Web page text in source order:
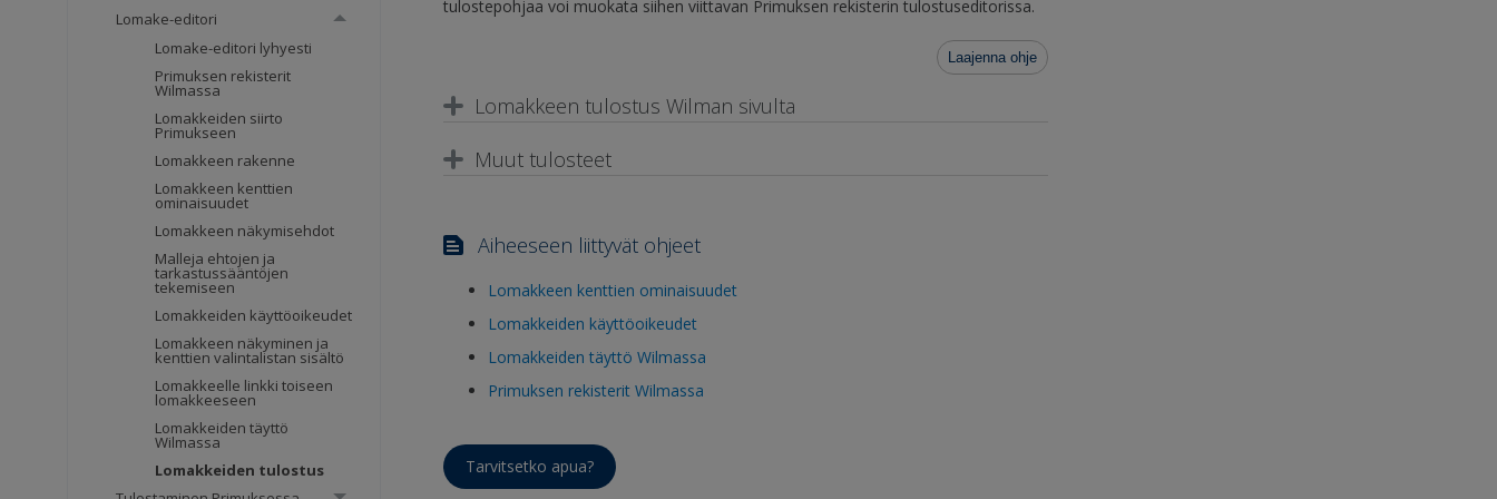
Lomake-editori
Lomake-editori lyhyesti
Primuksen rekisterit
Wilmassa
Lomakkeiden siirto
Primukseen
Lomakkeen rakenne
Lomakkeen kenttien
ominaisuudet
Lomakkeen näkymisehdot
Malleja ehtojen ja
tarkastussääntöjen
tekemiseen
Lomakkeiden käyttöoikeudet
Lomakkeen näkyminen ja
kenttien valintalistan sisältö
Lomakkeelle linkki toiseen
lomakkeeseen
Lomakkeiden täyttö
Wilmassa
Lomakkeiden tulostus
tulostepohjaa voi muokata siihen viittavan Primuksen rekisterin tulostuseditorissa.
Laajenna ohje
Lomakkeen tulostus Wilman sivulta
Muut tulosteet
Aiheeseen liittyvät ohjeet
Lomakkeen kenttien ominaisuudet
Lomakkeiden käyttöoikeudet
Lomakkeiden täyttö Wilmassa
Primuksen rekisterit Wilmassa
Tarvitsetko apua?